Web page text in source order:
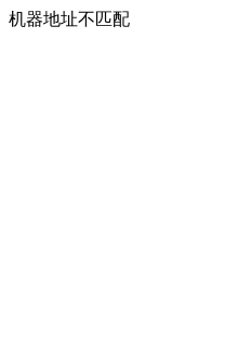
机器地址不匹配